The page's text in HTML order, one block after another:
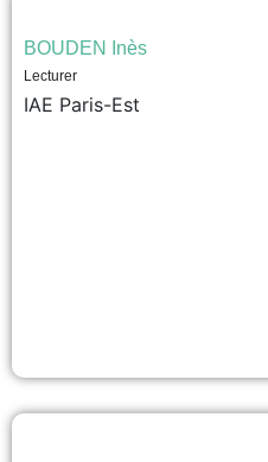
BOUDEN Inès
Lecturer
IAE Paris-Est